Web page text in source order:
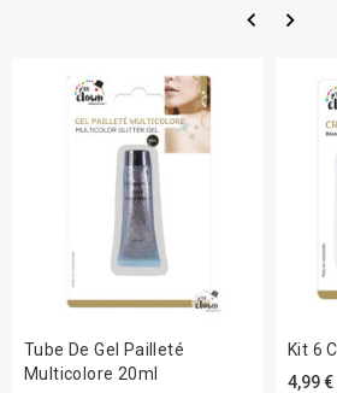
Tube De Gel Pailleté
Multicolore 20ml
Kit 6
4,99 €